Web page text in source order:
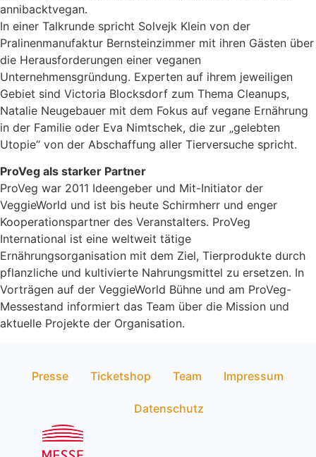
annibacktvegan.
In einer Talkrunde spricht Solvejk Klein von der
Pralinenmanufaktur Bernsteinzimmer mit ihren Gästen über
die Herausforderungen einer veganen
Unternehmensgründung. Experten auf ihrem jeweiligen
Gebiet sind Victoria Blocksdorf zum Thema Cleanups,
Natalie Neugebauer mit dem Fokus auf vegane Ernährung
in der Familie oder Eva Nimtschek, die zur „gelebten
Utopie“ von der Abschaffung aller Tierversuche spricht.
ProVeg als starker Partner
ProVeg war 2011 Ideengeber und Mit-Initiator der
VeggieWorld und ist bis heute Schirmherr und enger
Kooperationspartner des Veranstalters. ProVeg
International ist eine weltweit tätige
Ernährungsorganisation mit dem Ziel, Tierprodukte durch
pflanzliche und kultivierte Nahrungsmittel zu ersetzen. In
Vorträgen auf der VeggieWorld Bühne und am ProVeg-
Messestand informiert das Team über die Mission und
aktuelle Projekte der Organisation.
Presse Ticketshop Team Impressum
Datenschutz